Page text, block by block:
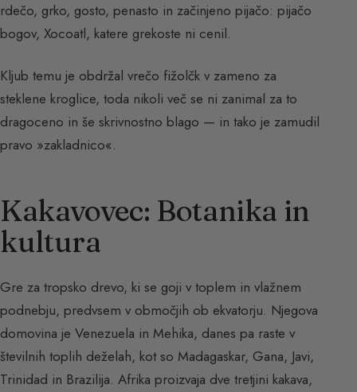
rdečo, grko, gosto, penasto in začinjeno pijačo: pijačo
bogov, Xocoatl, katere grekoste ni cenil.
Kljub temu je obdržal vrečo fižolčk v zameno za
steklene kroglice, toda nikoli več se ni zanimal za to
dragoceno in še skrivnostno blago — in tako je zamudil
pravo »zakladnico«.
Kakavovec: Botanika in
kultura
Gre za tropsko drevo, ki se goji v toplem in vlažnem
podnebju, predvsem v območjih ob ekvatorju. Njegova
domovina je Venezuela in Mehika, danes pa raste v
številnih toplih deželah, kot so Madagaskar, Gana, Javi,
Trinidad in Brazilija. Afrika proizvaja dve tretjini kakava,